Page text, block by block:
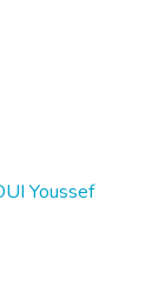
Youssef